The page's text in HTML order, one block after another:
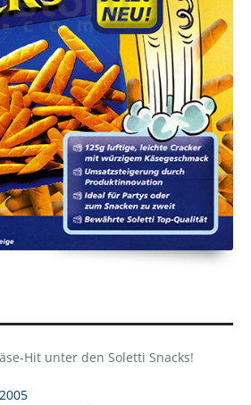
Hit unter den Soletti Snacks!
2005